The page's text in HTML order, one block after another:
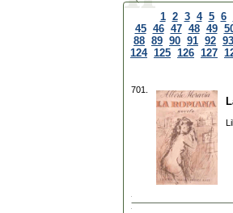
1 2 3 4 5 6
45 46 47 48 49
88 89 90 91 92 93
124 125 126 127
701.